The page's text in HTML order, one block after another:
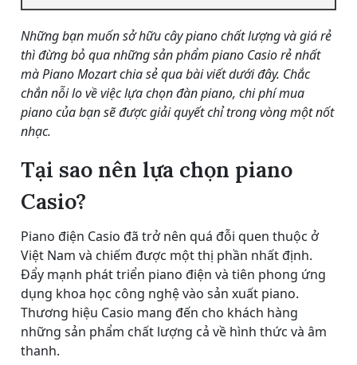
Những bạn muốn sở hữu cây piano chất lượng và giá rẻ
thì đừng bỏ qua những sản phẩm piano Casio rẻ nhất
mà Piano Mozart chia sẻ qua bài viết dưới đây. Chắc
chắn nỗi lo về việc lựa chọn đàn piano, chi phí mua
piano của bạn sẽ được giải quyết chỉ trong vòng một nốt
nhạc.
Tại sao nên lựa chọn piano
Casio?
Piano điện Casio đã trở nên quá đỗi quen thuộc ở
Việt Nam và chiếm được một thị phần nhất định.
Đẩy mạnh phát triển piano điện và tiên phong ứng
dụng khoa học công nghệ vào sản xuất piano.
Thương hiệu Casio mang đến cho khách hàng
những sản phẩm chất lượng cả về hình thức và âm
thanh.